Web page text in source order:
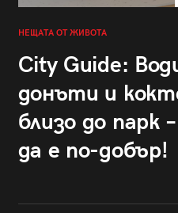
НЕЩАТА ОТ ЖИВОТА
City Guide:
донъти и
близо до парк
да е по-добър!